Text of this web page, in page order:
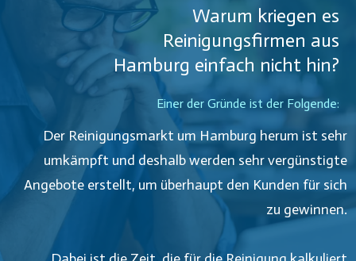
Warum kriegen es
Reinigungsfirmen aus
Hamburg einfach nicht hin?
Einer der Gründe ist der Folgende:
Der Reinigungsmarkt um Hamburg herum ist sehr
umkämpft und deshalb werden sehr vergünstigte
Angebote erstellt, um überhaupt den Kunden für sich
zu gewinnen.